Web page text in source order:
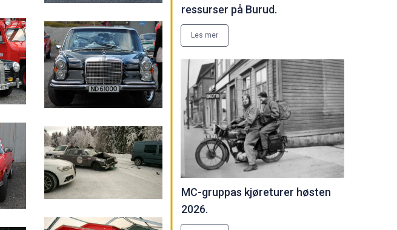
ressurser på Burud.
Les mer
MC-gruppas kjøreturer høsten
2026.